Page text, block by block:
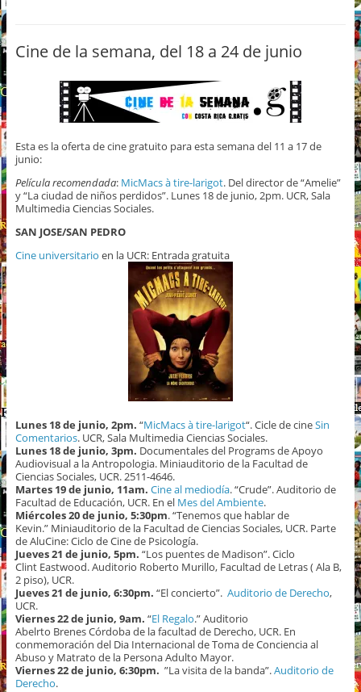
Cine de la semana, del 18 a 24 de junio
Esta es la oferta de cine gratuito para esta semana del 11 a 17 de
junio:
Película recomendada: MicMacs à tire-larigot. Del director de “Amelie”
y “La ciudad de niños perdidos”. Lunes 18 de junio, 2pm. UCR, Sala
Multimedia Ciencias Sociales.
SAN JOSE/SAN PEDRO
Cine universitario en la UCR: Entrada gratuita
Lunes 18 de junio, 2pm. “MicMacs à tire-larigot“. Cicle de cineSin
Comentarios. UCR, Sala Multimedia Ciencias Sociales.
Lunes 18 de junio, 3pm. Documentales del Programs de Apoyo
Audiovisual a la Antropologia. Miniauditorio de la Facultad de
Ciencias Sociales, UCR. 2511-4646.
Martes 19 de junio, 11am. Cine al mediodía. “Crude”. Auditorio de
Facultad de Educación, UCR. En el Mes del Ambiente.
Miércoles 20 de junio, 5:30pm. “Tenemos que hablar de
Kevin.” Miniauditorio de la Facultad de Ciencias Sociales, UCR. Parte
de AluCine: Ciclo de Cine de Psicología.
Jueves 21 de junio, 5pm. “Los puentes de Madison”. Ciclo
Clint Eastwood. Auditorio Roberto Murillo, Facultad de Letras ( Ala B,
2 piso), UCR.
Jueves 21 de junio, 6:30pm. “El concierto”. Auditorio de Derecho,
UCR.
Viernes 22 de junio, 9am. “El Regalo.” Auditorio
Abelrto Brenes Córdoba de la facultad de Derecho, UCR. En
conmemoración del Dia Internacional de Toma de Conciencia al
Abuso y Matrato de la Persona Adulto Mayor.
Viernes 22 de junio, 6:30pm. ”La visita de la banda”.Auditorio de
Derecho.